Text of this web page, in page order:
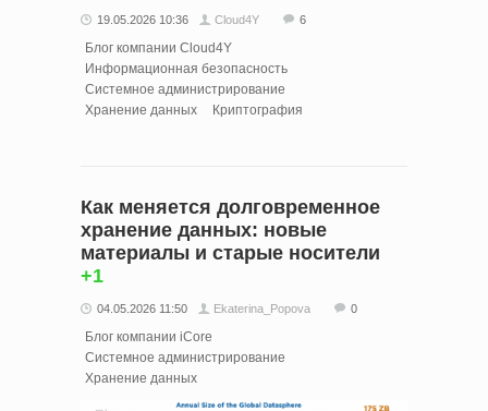
19.05.2026 10:36 Cloud4Y 6
Блог компании Cloud4Y
Информационная безопасность
Системное администрирование
Хранение данных
Криптография
Как меняется долговременное
хранение данных: новые
материалы и старые носители
+1
04.05.2026 11:50 Ekaterina_Popova 0
Блог компании iCore
Системное администрирование
Хранение данных